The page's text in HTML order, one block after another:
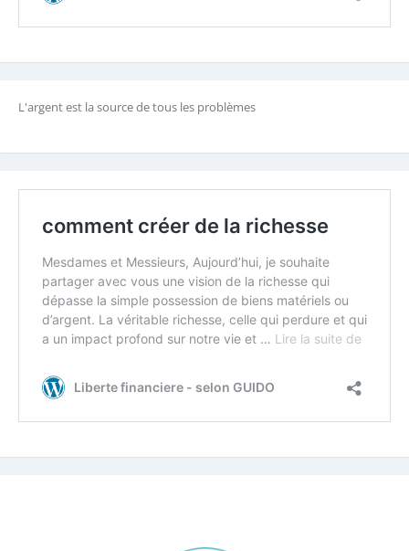
L'argent est la source de tous les problèmes